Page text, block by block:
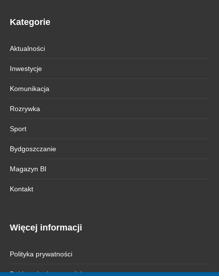
Kategorie
Aktualności
Inwestycje
Komunikacja
Rozrywka
Sport
Bydgoszczanie
Magazyn BI
Kontakt
Więcej informacji
Polityka prywatności
Deklaracja dostępności